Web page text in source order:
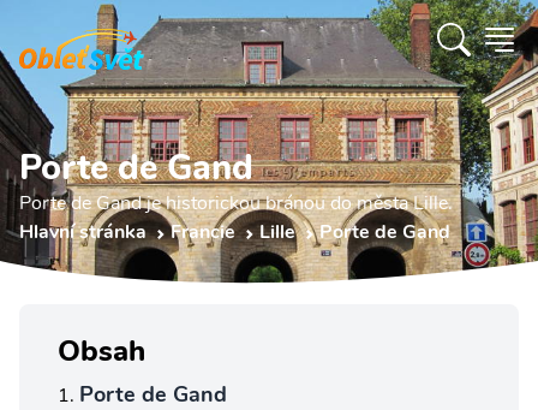
Porte de Gand
Porte de Gand je historickou bránou do města Lille.
Hlavní stránka
Francie Lille Porte de Gand
Obsah
Porte de Gand